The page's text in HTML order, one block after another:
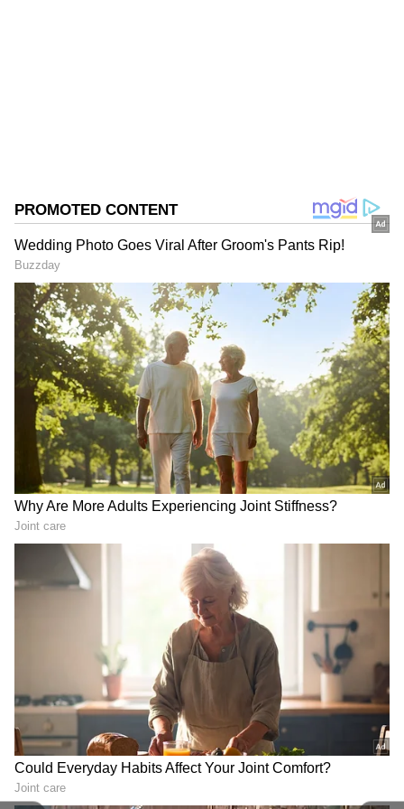
వాట్సాప్ గోప్యతకు సంబంధించి 2021 సంవత్సరం నుండి
వివాదం కొనసాగుతుందని మీకు తెలిసిందే. Meta
WhatsApp కోసం కొత్త ప్రైవసీ విధానాన్ని విడుదల
చేయడంతో ఇదంతా మొదలైంది. ఈ ప్రైవసీ విధానంపై
చాలా వివాదాలు ఉన్నాయి ఇంకా టెలిగ్రామ్ అలాగే సిగ్నల్
వంటి అనేక యాప్‌లు బ్లాక్ చేయబడ్డాయి, అయినప్పటికీ
నేటికీ WhatsApp ప్రజాదరణ ఇతర మల్టీమీడియా
మెసేజింగ్ యాప్‌ల కంటే చాలా ఎక్కువగా ఉంది.
DOWNLOAD APP
RECOMMENDED STORIES